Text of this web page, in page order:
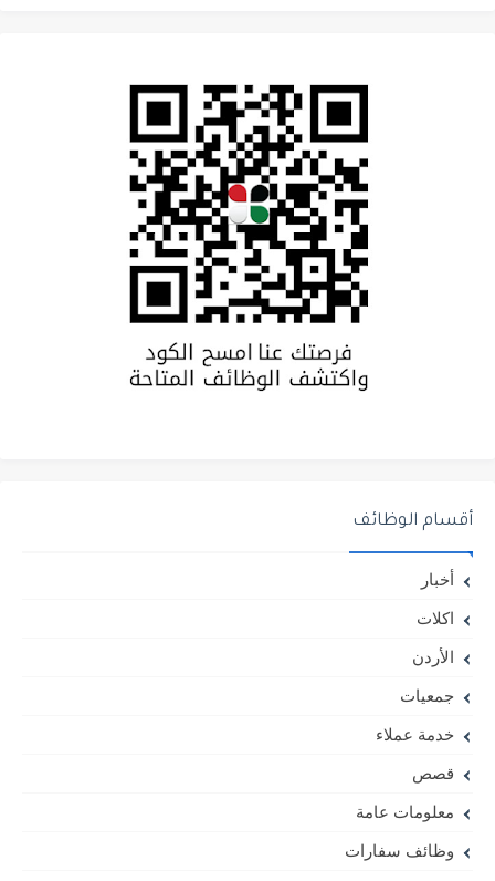
أقسام الوظائف
أخبار
اكلات
الأردن
جمعيات
خدمة عملاء
قصص
معلومات عامة
وظائف سفارات